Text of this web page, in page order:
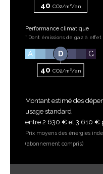
40 CO2/m²/an
Performance climatique
* Dont émissions de gaz à
A G
D
40 CO2/m²/an
Montant estimé des
usage standard
entre 2 630 € et 3 610 €
Prix moyens des énergies
(abonnement compris)